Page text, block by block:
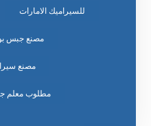
للسيراميك الامارات
مصنع جبس
مصنع
مطلوب معلم